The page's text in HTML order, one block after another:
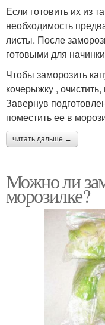
Если готовить их из
необходимость
листы. После
готовыми для
Чтобы заморозить
кочерыжку ,
Завернув
поместить ее в
читать дальше →
Можно ли
морозилке?